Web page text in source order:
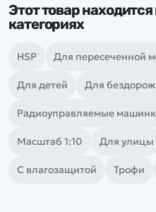
Этот товар
категориях
HSP Для пересеченной
Для детей Для
Радиоуправляемые
Масштаб 1:10 Для улицы
С влагозащитой Трофи